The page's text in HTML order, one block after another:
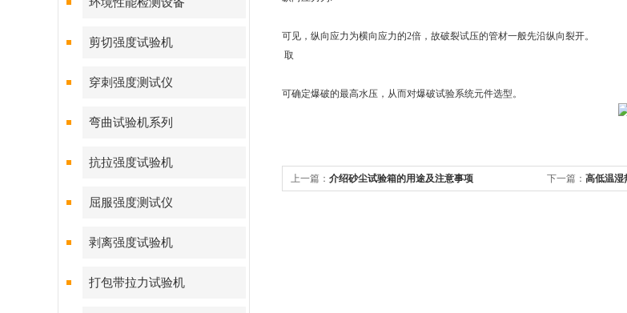
剪切强度试验机
穿刺强度测试仪
弯曲试验机系列
抗拉强度试验机
屈服强度测试仪
剥离强度试验机
打包带拉力试验机
可见，纵向应力为横向应力的2倍，故破裂试压的管材一般先沿纵向裂开。
取
可确定爆破的最高水压，从而对爆破试验系统元件选型。
上一篇： 介绍砂尘试验箱的用途及注意事项 下一篇： 高低温湿